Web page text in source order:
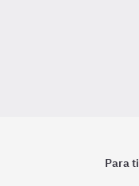
Para ti